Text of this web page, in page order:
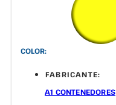
COLOR:
FABRICANTE:
A1 CONTENEDORES